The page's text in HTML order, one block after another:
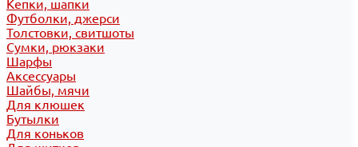
Кепки, шапки
Футболки, джерси
Толстовки, свитшоты
Сумки, рюкзаки
Шарфы
Аксессуары
Шайбы, мячи
Для клюшек
Бутылки
Для коньков